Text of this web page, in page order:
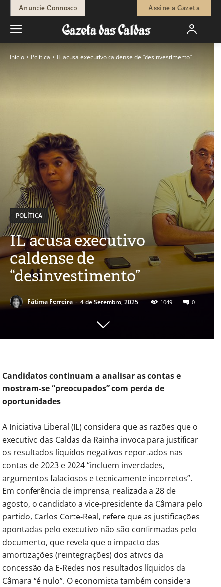
Anuncie Connosco Assine a Gazeta
Início Política IL acusa executivo caldense de “desinvestimento”
POLÍTICA
IL acusa executivo
caldense de
“desinvestimento”
Fátima Ferreira - 4 de Setembro, 2025 1049 0
Candidatos continuam a analisar as contas e
mostram-se “preocupados” com perda de
oportunidades
A Iniciativa Liberal (IL) considera que as razões que o
executivo das Caldas da Rainha invoca para justificar
os resultados líquidos negativos reportados nas
contas de 2023 e 2024 “incluem inverdades,
argumentos falaciosos e tecnicamente incorretos”.
Em conferência de imprensa, realizada a 28 de
agosto, o candidato a vice-presidente da Câmara pelo
partido, Carlos Corte-Real, refere que as justificações
apontadas pelo executivo não são confirmadas pelo
documento, que revela que o impacto das
amortizações (reintegrações) dos ativos da
concessão da E-Redes nos resultados líquidos da
Câmara “é nulo”. O economista também considera